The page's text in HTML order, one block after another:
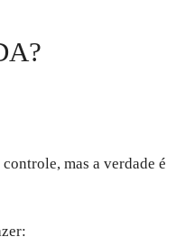
mas a verdade é